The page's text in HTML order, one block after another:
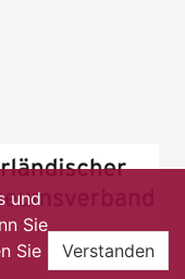
und
Sie
Sie
Verstanden